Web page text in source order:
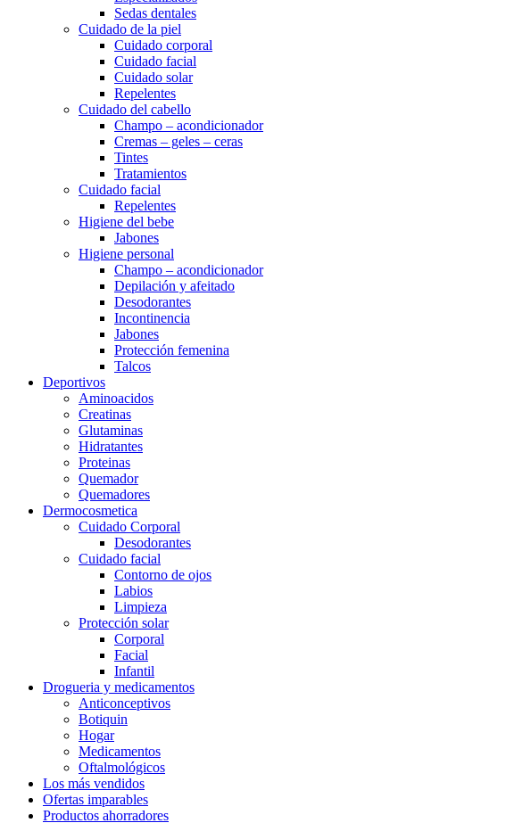
Sedas dentales
Cuidado de la piel
Cuidado corporal
Cuidado facial
Cuidado solar
Repelentes
Cuidado del cabello
Champo – acondicionador
Cremas – geles – ceras
Tintes
Tratamientos
Cuidado facial
Repelentes
Higiene del bebe
Jabones
Higiene personal
Champo – acondicionador
Depilación y afeitado
Desodorantes
Incontinencia
Jabones
Protección femenina
Talcos
Deportivos
Aminoacidos
Creatinas
Glutaminas
Hidratantes
Proteinas
Quemador
Quemadores
Dermocosmetica
Cuidado Corporal
Desodorantes
Cuidado facial
Contorno de ojos
Labios
Limpieza
Protección solar
Corporal
Facial
Infantil
Drogueria y medicamentos
Anticonceptivos
Botiquin
Hogar
Medicamentos
Oftalmológicos
Los más vendidos
Ofertas imparables
Productos ahorradores